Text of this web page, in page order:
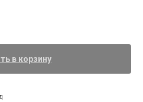
в корзину